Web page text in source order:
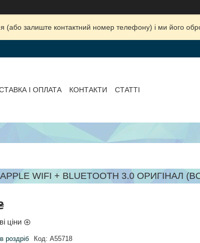
(або залиште контактний номер телефону) і ми його
І ОПЛАТА КОНТАКТИ СТАТТІ
WIFI + BLUETOOTH 3.0 ОРИГІНАЛ
ціни
роздріб Код: A55718